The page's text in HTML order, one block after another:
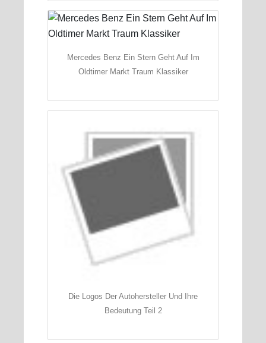
Mercedes Benz Ein Stern Geht Auf Im
Oldtimer Markt Traum Klassiker
Die Logos Der Autohersteller Und Ihre
Bedeutung Teil 2